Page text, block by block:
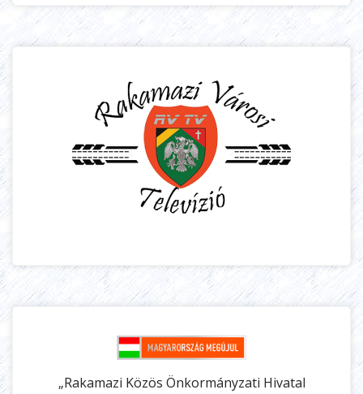
„Rakamazi Közös Önkormányzati Hivatal